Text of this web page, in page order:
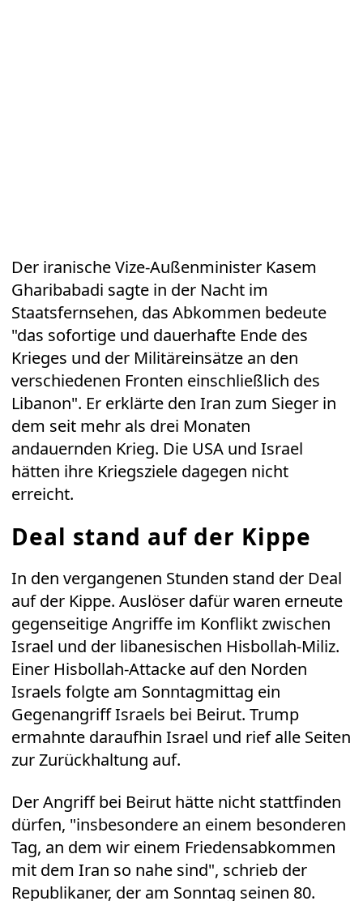
Der iranische Vize-Außenminister Kasem
Gharibabadi sagte in der Nacht im
Staatsfernsehen, das Abkommen bedeute
"das sofortige und dauerhafte Ende des
Krieges und der Militäreinsätze an den
verschiedenen Fronten einschließlich des
Libanon". Er erklärte den Iran zum Sieger in
dem seit mehr als drei Monaten
andauernden Krieg. Die USA und Israel
hätten ihre Kriegsziele dagegen nicht
erreicht.
Deal stand auf der Kippe
In den vergangenen Stunden stand der Deal
auf der Kippe. Auslöser dafür waren erneute
gegenseitige Angriffe im Konflikt zwischen
Israel und der libanesischen Hisbollah-Miliz.
Einer Hisbollah-Attacke auf den Norden
Israels folgte am Sonntagmittag ein
Gegenangriff Israels bei Beirut. Trump
ermahnte daraufhin Israel und rief alle Seiten
zur Zurückhaltung auf.
Der Angriff bei Beirut hätte nicht stattfinden
dürfen, "insbesondere an einem besonderen
Tag, an dem wir einem Friedensabkommen
mit dem Iran so nahe sind", schrieb der
Republikaner, der am Sonntag seinen 80.